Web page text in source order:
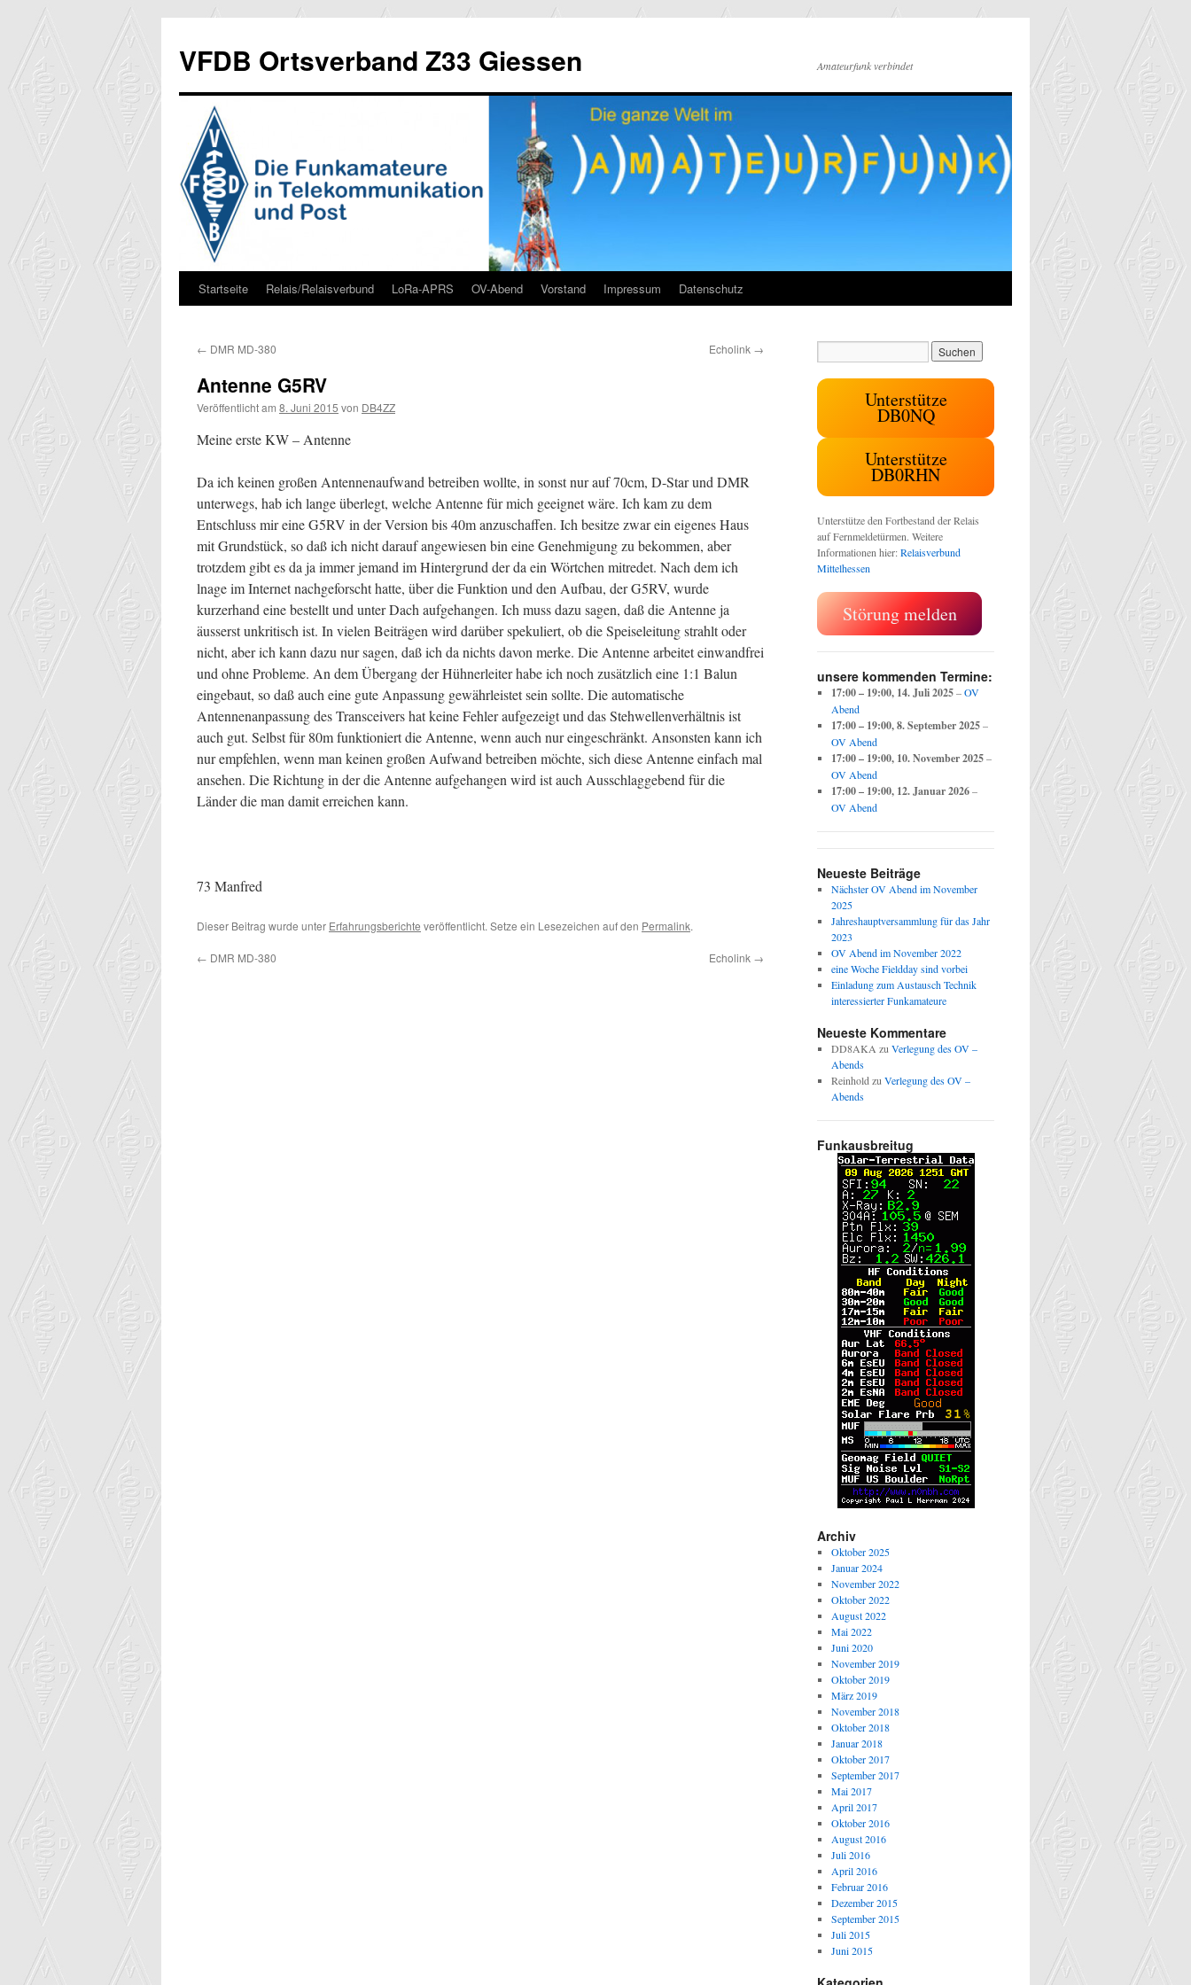
springen
VFDB Ortsverband Z33 Giessen Amateurfunk verbindet
Startseite Relais/Relaisverbund LoRa-APRS OV-Abend Vorstand Impressum Datenschutz
← DMR MD-380 Echolink →
Antenne G5RV
Veröffentlicht am 8. Juni 2015 von DB4ZZ
Meine erste KW – Antenne
Da ich keinen großen Antennenaufwand betreiben wollte, in sonst nur auf 70cm, D-Star und DMR
unterwegs, hab ich lange überlegt, welche Antenne für mich geeignet wäre. Ich kam zu dem
Entschluss mir eine G5RV in der Version bis 40m anzuschaffen. Ich besitze zwar ein eigenes Haus
mit Grundstück, so daß ich nicht darauf angewiesen bin eine Genehmigung zu bekommen, aber
trotzdem gibt es da ja immer jemand im Hintergrund der da ein Wörtchen mitredet. Nach dem ich
lnage im Internet nachgeforscht hatte, über die Funktion und den Aufbau, der G5RV, wurde
kurzerhand eine bestellt und unter Dach aufgehangen. Ich muss dazu sagen, daß die Antenne ja
äusserst unkritisch ist. In vielen Beiträgen wird darüber spekuliert, ob die Speiseleitung strahlt oder
nicht, aber ich kann dazu nur sagen, daß ich da nichts davon merke. Die Antenne arbeitet einwandfrei
und ohne Probleme. An dem Übergang der Hühnerleiter habe ich noch zusätzlich eine 1:1 Balun
eingebaut, so daß auch eine gute Anpassung gewährleistet sein sollte. Die automatische
Antennenanpassung des Transceivers hat keine Fehler aufgezeigt und das Stehwellenverhältnis ist
auch gut. Selbst für 80m funktioniert die Antenne, wenn auch nur eingeschränkt. Ansonsten kann ich
nur empfehlen, wenn man keinen großen Aufwand betreiben möchte, sich diese Antenne einfach mal
ansehen. Die Richtung in der die Antenne aufgehangen wird ist auch Ausschlaggebend für die
Länder die man damit erreichen kann.
73 Manfred
Dieser Beitrag wurde unter Erfahrungsberichte veröffentlicht. Setze ein Lesezeichen auf den Permalink.
← DMR MD-380 Echolink →
Unterstütze
DB0NQ
Unterstütze
DB0RHN
Unterstütze den Fortbestand der Relais
auf Fernmeldetürmen. Weitere
Informationen hier:Relaisverbund
Mittelhessen
Störung melden
unsere kommenden Termine:
17:00 – 19:00, 14. Juli 2025–OV
Abend
17:00 – 19:00,8. September 2025–
OV Abend
17:00 – 19:00, 10. November 2025–
OV Abend
17:00 – 19:00, 12. Januar 2026–
OV Abend
Neueste Beiträge
Nächster OV Abend im November
2025
Jahreshauptversammlung für das Jahr
2023
OV Abend im November 2022
eine Woche Fieldday sind vorbei
Einladung zum Austausch Technik
interessierter Funkamateure
Neueste Kommentare
DD8AKA zu Verlegung des OV –
Abends
Reinhold zu Verlegung des OV –
Abends
Funkausbreitug
Archiv
Oktober 2025
Januar 2024
November 2022
Oktober 2022
August 2022
Mai 2022
Juni 2020
November 2019
Oktober 2019
März 2019
November 2018
Oktober 2018
Januar 2018
Oktober 2017
September 2017
Mai 2017
April 2017
Oktober 2016
August 2016
Juli 2016
April 2016
Februar 2016
Dezember 2015
September 2015
Juli 2015
Juni 2015